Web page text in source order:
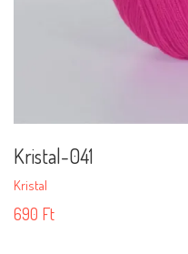
Kristal-041
Kristal
690 Ft